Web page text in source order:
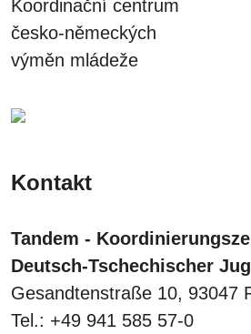
Koordinační centrum
česko-německých
výměn mládeže
Kontakt
Tandem -
Deutsch-Tschechischer
Gesandtenstraße 10, 93047
Tel.: +49 941 585 57-0